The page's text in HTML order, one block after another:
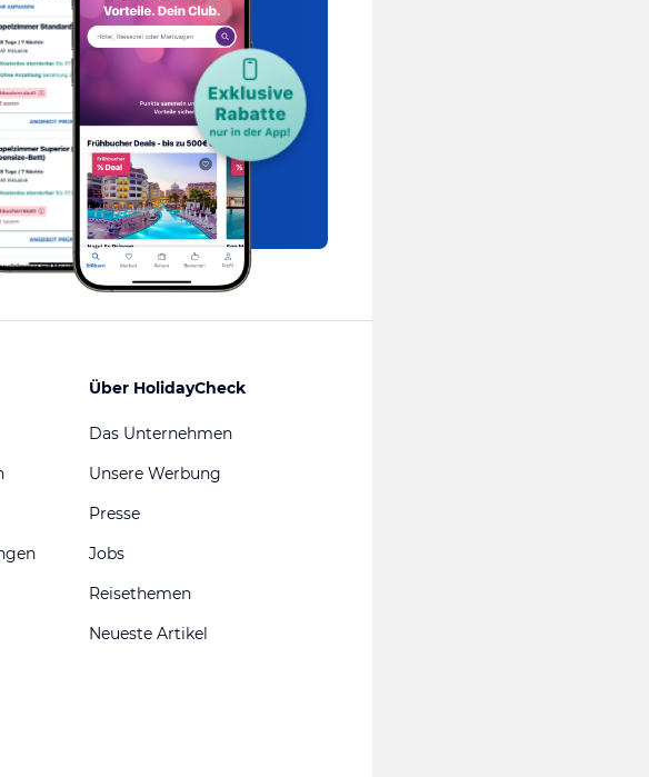
Über HolidayCheck
Das Unternehmen
Unsere Werbung
Presse
Jobs
Reisethemen
Neueste Artikel